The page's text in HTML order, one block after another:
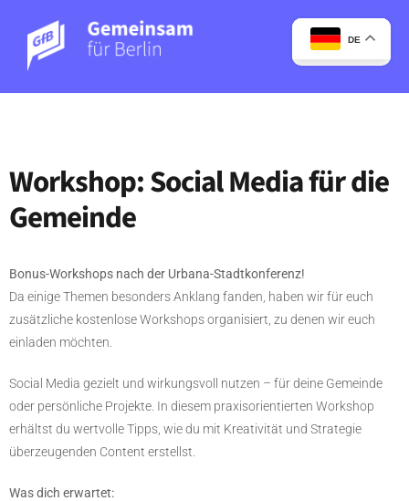
Workshop: Social Media für die
Gemeinde
Bonus-Workshops nach der Urbana-Stadtkonferenz!
Da einige Themen besonders Anklang fanden, haben wir für euch
zusätzliche kostenlose Workshops organisiert, zu denen wir euch
einladen möchten.
Social Media gezielt und wirkungsvoll nutzen – für deine Gemeinde
oder persönliche Projekte. In diesem praxisorientierten Workshop
erhältst du wertvolle Tipps, wie du mit Kreativität und Strategie
überzeugenden Content erstellst.
Was dich erwartet:
DE